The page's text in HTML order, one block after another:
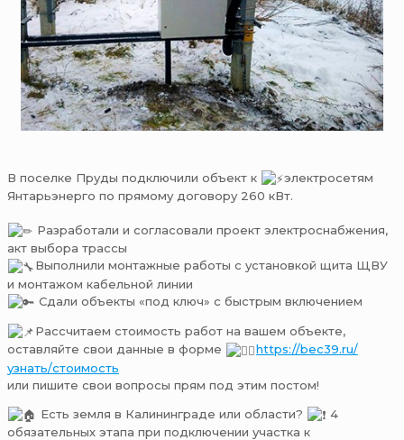
В поселке Пруды подключили объект к
электросетям
Янтарьэнерго по прямому договору 260 кВт.
Разработали и согласовали проект электроснабжения,
акт выбора трассы
Выполнили монтажные работы с установкой щита ЩВУ
и монтажом кабельной линии
Сдали объекты «под ключ» с быстрым включением
Рассчитаем стоимость работ на вашем объекте,
оставляйте свои данные в форме
https://bec39.ru/
узнать/стоимость
или пишите свои вопросы прям под этим постом!
Есть земля в Калининграде или области?
4
обязательных этапа при подключении участка к